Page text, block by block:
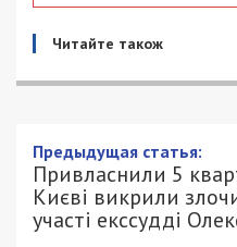
Читайте також
Предыдущая статья:
Привласнили 5
Києві викрили
участі екссудді